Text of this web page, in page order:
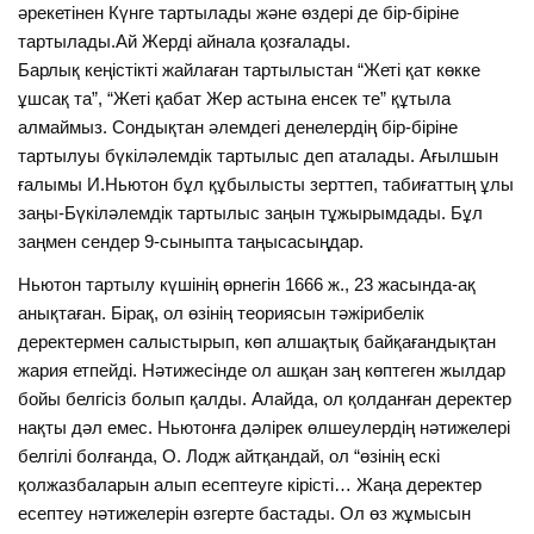
әрекетінен Күнге тартылады және өздері де бір-біріне
тартылады.Ай Жерді айнала қозғалады.
Барлық кеңістікті жайлаған тартылыстан “Жеті қат көкке
ұшсақ та”, “Жеті қабат Жер астына енсек те” құтыла
алмаймыз. Сондықтан әлемдегі денелердің бір-біріне
тартылуы бүкіләлемдік тартылыс деп аталады. Ағылшын
ғалымы И.Ньютон бұл құбылысты зерттеп, табиғаттың ұлы
заңы-Бүкіләлемдік тартылыс заңын тұжырымдады. Бұл
заңмен сендер 9-сыныпта таңысасыңдар.
Ньютон тартылу күшінің өрнегін 1666 ж., 23 жасында-ақ
анықтаған. Бірақ, ол өзінің теориясын тәжірибелік
деректермен салыстырып, көп алшақтық байқағандықтан
жария етпейді. Нәтижесінде ол ашқан заң көптеген жылдар
бойы белгісіз болып қалды. Алайда, ол қолданған деректер
нақты дәл емес. Ньютонға дәлірек өлшеулердің нәтижелері
белгілі болғанда, О. Лодж айтқандай, ол “өзінің ескі
қолжазбаларын алып есептеуге кірісті… Жаңа деректер
есептеу нәтижелерін өзгерте бастады. Ол өз жұмысын